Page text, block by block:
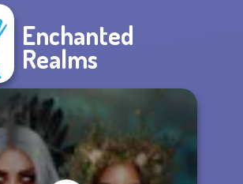
Enchanted
Realms